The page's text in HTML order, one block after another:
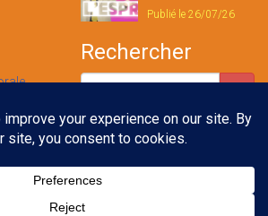
Publié le 26/07/26
Rechercher